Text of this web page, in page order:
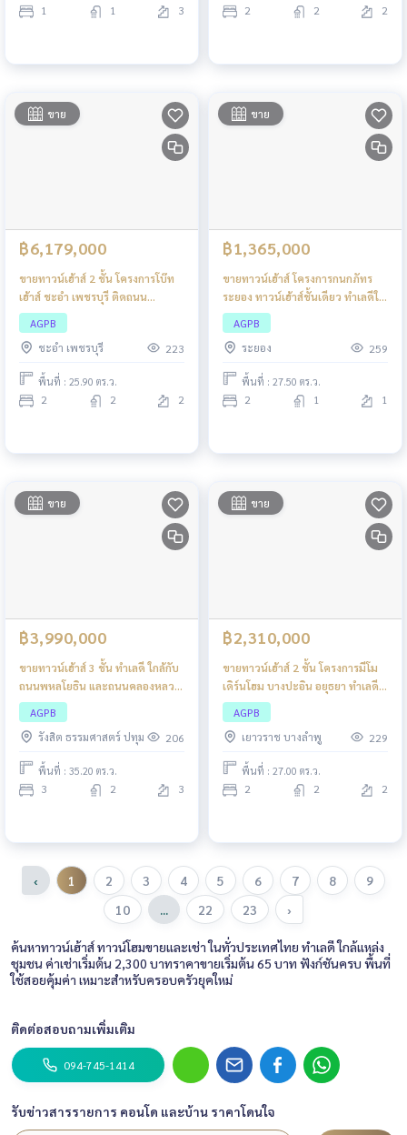
1 1 3 2 2 2
ขาย
฿6,179,000
ขายทาวน์เฮ้าส์ 2 ชั้น โครงการโบ๊ท
เฮ้าส์ ชะอำ เพชรบุรี ติดถนน
เพชรเกษมสายใน ห่างจากถนน
เพชรเกษม ทล.4 ช่วง กม.208+200
ประมาณ 400 ม.
AGPB
ชะอำ เพชรบุรี
223
พื้นที่ : 25.90 ตร.ว.
2 2 2
ขาย
฿1,365,000
ขายทาวน์เฮ้าส์ โครงการกนกภัทร
ระยอง ทาวน์เฮ้าส์ชั้นเดียว ทำเลดีใน
แหล่งชุมชน สาธารณูปโภคพื้นฐาน
ครบ การคมนาคมสะดวก
AGPB
ระยอง
259
พื้นที่ : 27.50 ตร.ว.
2 1 1
ขาย
฿3,990,000
ขายทาวน์เฮ้าส์ 3 ชั้น ทำเลดี ใกล้กับ
ถนนพหลโยธิน และถนนคลองหลวง
ประมาณ 200 เมตร กลอรี่เฮ้าส์ 2
คลอง 1 ปรับปรุงใหม่
AGPB
รังสิต ธรรมศาสตร์ ปทุม
206
พื้นที่ : 35.20 ตร.ว.
3 2 3
ขาย
฿2,310,000
ขายทาวน์เฮ้าส์ 2 ชั้น โครงการมีโม
เดิร์นโฮม บางปะอิน อยุธยา ทำเลดี
ใกล้ถนนอุดมสรยุท (ทล.308) เดิน
ทางสะดวก เข้า-ออกง่าย
AGPB
เยาวราช บางลำพู
229
พื้นที่ : 27.00 ตร.ว.
2 2 2
‹ 1 2 3 4 5 6 7 8
9
10
... 22 23 ›
ค้นหาทาวน์เฮ้าส์ ทาวน์โฮมขายและเช่า ในทั่วประเทศไทย ทำเลดี ใกล้แหล่ง
ชุมชน ค่าเช่าเริ่มต้น 2,300 บาทราคาขายเริ่มต้น 65 บาท ฟังก์ชันครบ พื้นที่
ใช้สอยคุ้มค่า เหมาะสำหรับครอบครัวยุคใหม่
ติดต่อสอบถามเพิ่มเติม
094-745-1414
รับข่าวสารรายการ คอนโด และบ้าน ราคาโดนใจ